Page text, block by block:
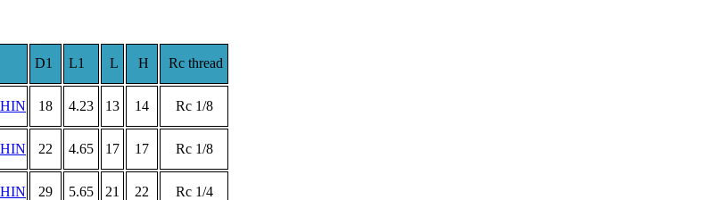
D1 L1 L H Rc thread
18 4.23 13 14 Rc 1/8
22 4.65 17 17 Rc 1/8
29 5.65 21 22 Rc 1/4